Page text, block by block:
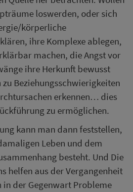
loswerden, oder sich
körperliche
ihre Komplexe ablegen,
machen, die Angst vor
ihre Herkunft bewusst
Beziehungsschwierigkeiten
erkennen… dies
zu ermöglichen.
kann man dann feststellen,
Leben und dem
besteht. Und Die
helfen aus der Vergangenheit
in der Gegenwart Probleme